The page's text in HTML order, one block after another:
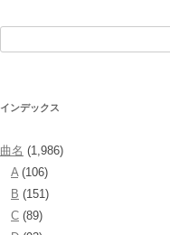
シ
ョ
インデックス
曲名 (1,986)
A(106)
B (151)
C (89)